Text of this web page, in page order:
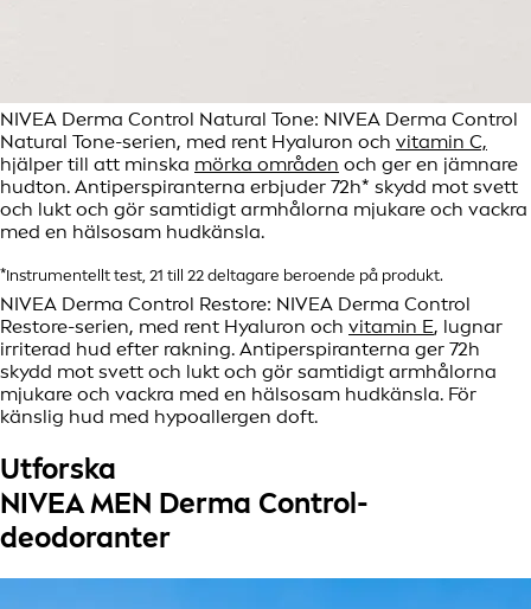
NIVEA Derma Control Natural Tone: NIVEA Derma Control
Natural Tone-serien, med rent Hyaluron och vitamin C,
hjälper till att minska mörka områden och ger en jämnare
hudton. Antiperspiranterna erbjuder 72h* skydd mot svett
och lukt och gör samtidigt armhålorna mjukare och vackra
med en hälsosam hudkänsla.
*Instrumentellt test, 21 till 22 deltagare beroende på produkt.
NIVEA Derma Control Restore: NIVEA Derma Control
Restore-serien, med rent Hyaluron och vitamin E, lugnar
irriterad hud efter rakning. Antiperspiranterna ger 72h
skydd mot svett och lukt och gör samtidigt armhålorna
mjukare och vackra med en hälsosam hudkänsla. För
känslig hud med hypoallergen doft.
Utforska
NIVEA MEN Derma Control-
deodoranter